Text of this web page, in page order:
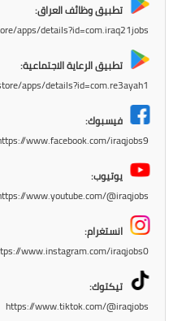
تطبيق وظائف العراق:
apps/details?id=com.iraq21jobs
تطبيق الرعاية الاجتماعية:
apps/details?id=com.re3ayah1
فيسبوك:
www.facebook.com/iraqjobs9
يوتيوب:
www.youtube.com/@iraqjobs
انستغرام:
www.instagram.com/iraqjobs0/
تيكتوك:
https://www.tiktok.com/@iraqjobs